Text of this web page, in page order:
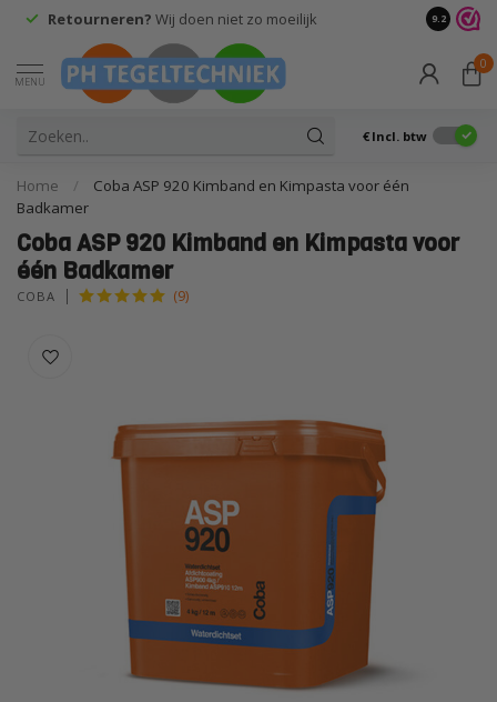
Retourneren? Wij doen niet zo moeilijk 9.2
MENU
0
€ Incl. btw
Home /
Coba ASP 920 Kimband en Kimpasta voor één
Badkamer
Coba ASP 920 Kimband en Kimpasta voor
één Badkamer
COBA (9)